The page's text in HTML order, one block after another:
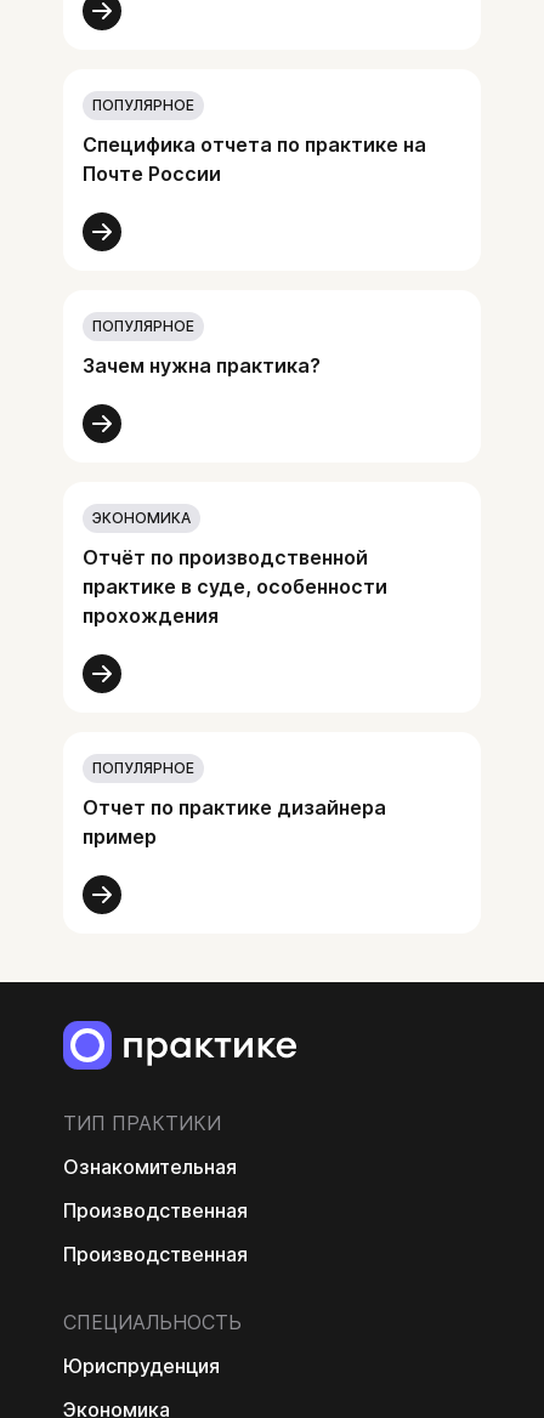
ПОПУЛЯРНОЕ
Специфика отчета по практике на
Почте России
ПОПУЛЯРНОЕ
Зачем нужна практика?
ЭКОНОМИКА
Отчёт по производственной
практике в суде, особенности
прохождения
ПОПУЛЯРНОЕ
Отчет по практике дизайнера
пример
ТИП ПРАКТИКИ
Ознакомительная
Производственная
Производственная
СПЕЦИАЛЬНОСТЬ
Юриспруденция
Экономика